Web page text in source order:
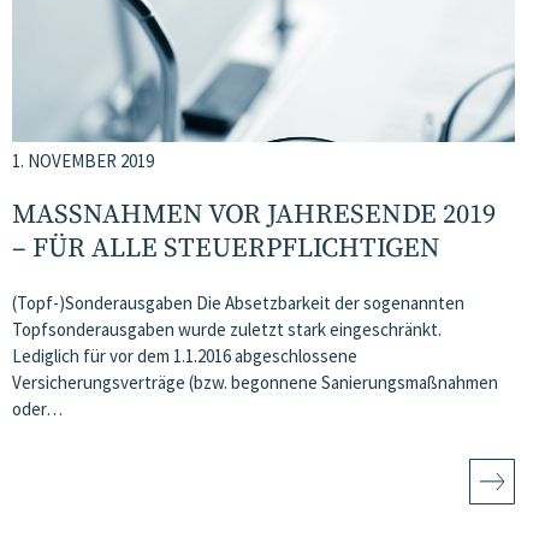
1. NOVEMBER 2019
MASSNAHMEN VOR JAHRESENDE 2019 –
FÜR ALLE STEUERPFLICHTIGEN
(Topf-)Sonderausgaben Die Absetzbarkeit der sogenannten
Topfsonderausgaben wurde zuletzt stark eingeschränkt.
Lediglich für vor dem 1.1.2016 abgeschlossene
Versicherungsverträge (bzw. begonnene Sanierungsmaßnahmen
oder…